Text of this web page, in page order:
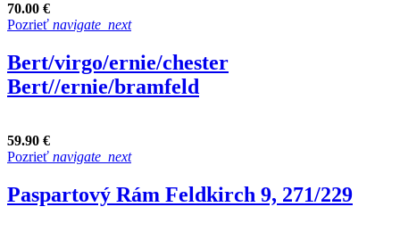
70.00 €
Pozrieť navigate_next
Bert/virgo/ernie/chester
Bert//ernie/bramfeld
59.90 €
Pozrieť navigate_next
Paspartový Rám Feldkirch 9, 271/229